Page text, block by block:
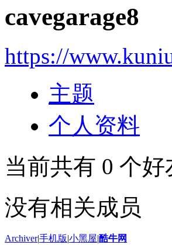
cavegarage8
https://
主题
个人资料
当前共有 0 个好
没有相关成员
Archiver|手机版|小黑屋|酷牛网